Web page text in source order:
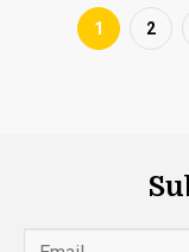
1 2